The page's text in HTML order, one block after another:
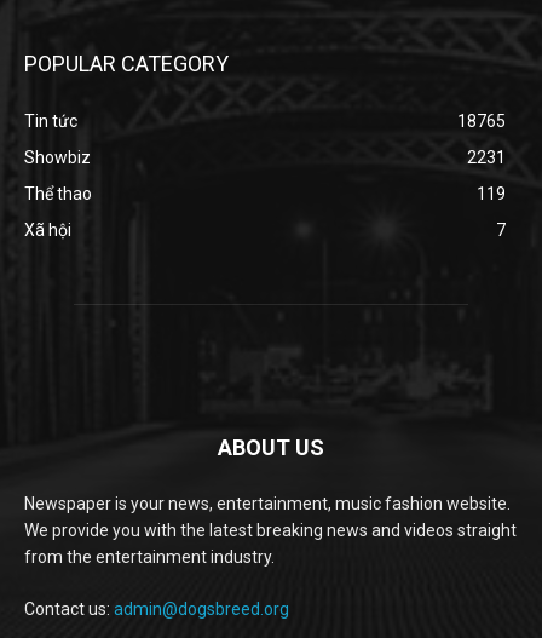
POPULAR CATEGORY
Tin tức
18765
Showbiz
2231
Thể thao
119
Xã hội
7
ABOUT US
Newspaper is your news, entertainment, music fashion website.
We provide you with the latest breaking news and videos straight
from the entertainment industry.
Contact us: admin@dogsbreed.org